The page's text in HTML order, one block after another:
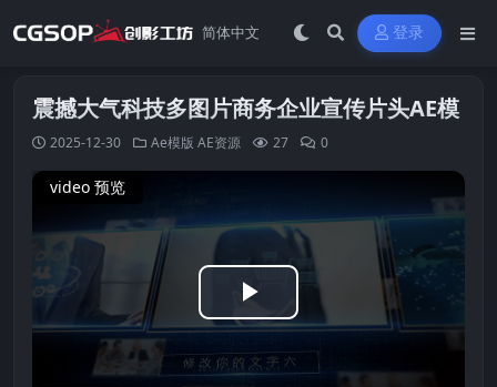
登录
震撼大气科技多图片商务企业宣传片头AE模
2025-12-30 Ae模版 AE资源 27 0
video 预览
Play
Video